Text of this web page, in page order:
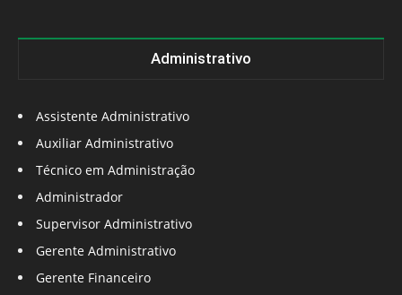
Administrativo
Assistente Administrativo
Auxiliar Administrativo
Técnico em Administração
Administrador
Supervisor Administrativo
Gerente Administrativo
Gerente Financeiro